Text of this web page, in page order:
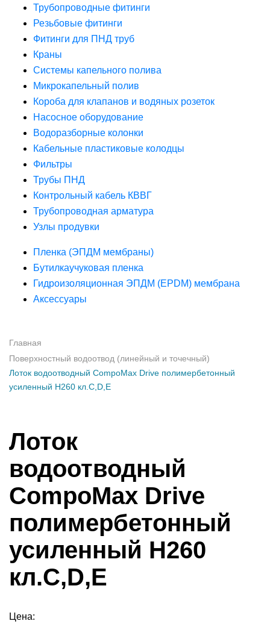
Трубопроводные фитинги
Резьбовые фитинги
Фитинги для ПНД труб
Краны
Системы капельного полива
Микрокапельный полив
Короба для клапанов и водяных розеток
Насосное оборудование
Водоразборные колонки
Кабельные пластиковые колодцы
Фильтры
Трубы ПНД
Контрольный кабель КВВГ
Трубопроводная арматура
Узлы продувки
Пленка (ЭПДМ мембраны)
Бутилкаучуковая пленка
Гидроизоляционная ЭПДМ (EPDM) мембрана
Аксессуары
Главная
Поверхностный водоотвод (линейный и точечный)
Лоток водоотводный CompoMax Drive полимербетонный
усиленный H260 кл.С,D,Е
Лоток
водоотводный
CompoMax Drive
полимербетонный
усиленный H260
кл.С,D,Е
Цена: